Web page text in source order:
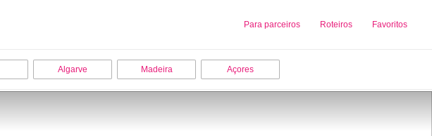
Para parceiros Roteiros Favoritos
Sobre nós Adicionar uma Empresa
Algarve Madeira Açores